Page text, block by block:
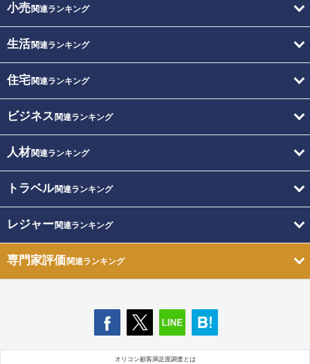
小売関連ランキング
生活関連ランキング
住宅関連ランキング
ビジネス 関連ランキング
人材関連ランキング
トラベル関連ランキング
レジャー関連ランキング
専門家評価関連ランキング
オリコン顧客満足度調査とは